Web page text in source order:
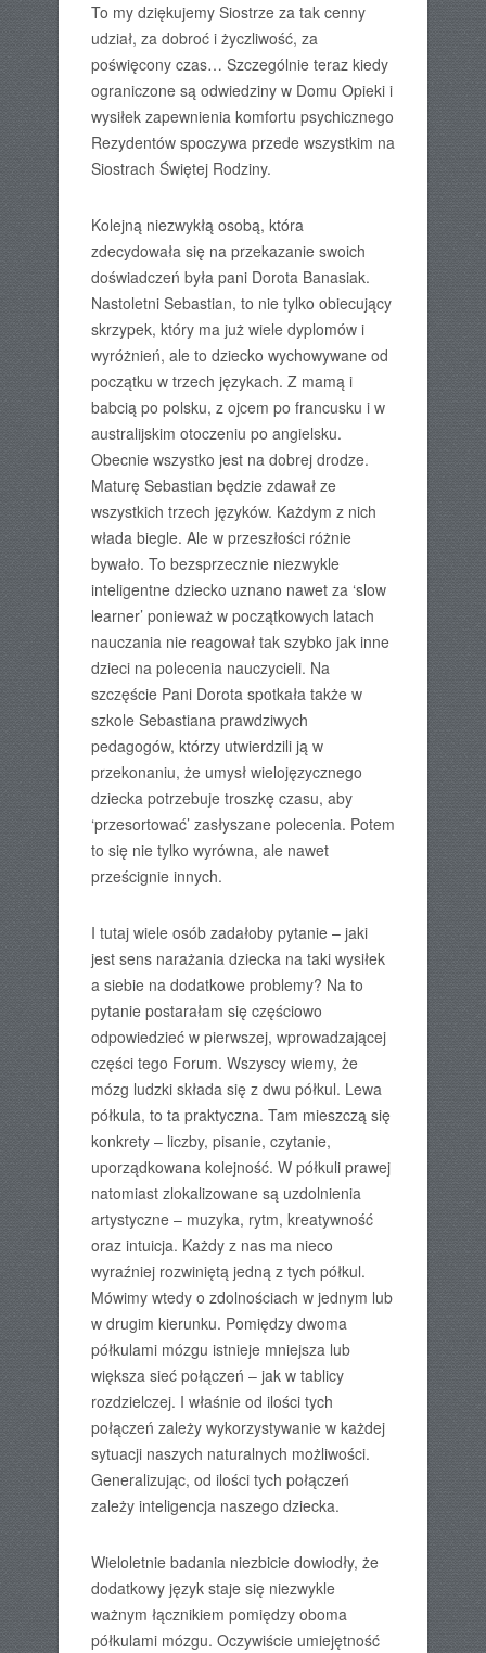
To my dziękujemy Siostrze za tak cenny
udział, za dobroć i życzliwość, za
poświęcony czas… Szczególnie teraz kiedy
ograniczone są odwiedziny w Domu Opieki i
wysiłek zapewnienia komfortu psychicznego
Rezydentów spoczywa przede wszystkim na
Siostrach Świętej Rodziny.
Kolejną niezwykłą osobą, która
zdecydowała się na przekazanie swoich
doświadczeń była pani Dorota Banasiak.
Nastoletni Sebastian, to nie tylko obiecujący
skrzypek, który ma już wiele dyplomów i
wyróżnień, ale to dziecko wychowywane od
początku w trzech językach. Z mamą i
babcią po polsku, z ojcem po francusku i w
australijskim otoczeniu po angielsku.
Obecnie wszystko jest na dobrej drodze.
Maturę Sebastian będzie zdawał ze
wszystkich trzech języków. Każdym z nich
włada biegle. Ale w przeszłości różnie
bywało. To bezsprzecznie niezwykle
inteligentne dziecko uznano nawet za ‘slow
learner’ ponieważ w początkowych latach
nauczania nie reagował tak szybko jak inne
dzieci na polecenia nauczycieli. Na
szczęście Pani Dorota spotkała także w
szkole Sebastiana prawdziwych
pedagogów, którzy utwierdzili ją w
przekonaniu, że umysł wielojęzycznego
dziecka potrzebuje troszkę czasu, aby
‘przesortować’ zasłyszane polecenia. Potem
to się nie tylko wyrówna, ale nawet
prześcignie innych.
I tutaj wiele osób zadałoby pytanie – jaki
jest sens narażania dziecka na taki wysiłek
a siebie na dodatkowe problemy? Na to
pytanie postarałam się częściowo
odpowiedzieć w pierwszej, wprowadzającej
części tego Forum. Wszyscy wiemy, że
mózg ludzki składa się z dwu półkul. Lewa
półkula, to ta praktyczna. Tam mieszczą się
konkrety – liczby, pisanie, czytanie,
uporządkowana kolejność. W półkuli prawej
natomiast zlokalizowane są uzdolnienia
artystyczne – muzyka, rytm, kreatywność
oraz intuicja. Każdy z nas ma nieco
wyraźniej rozwiniętą jedną z tych półkul.
Mówimy wtedy o zdolnościach w jednym lub
w drugim kierunku. Pomiędzy dwoma
półkulami mózgu istnieje mniejsza lub
większa sieć połączeń – jak w tablicy
rozdzielczej. I właśnie od ilości tych
połączeń zależy wykorzystywanie w każdej
sytuacji naszych naturalnych możliwości.
Generalizując, od ilości tych połączeń
zależy inteligencja naszego dziecka.
Wieloletnie badania niezbicie dowiodły, że
dodatkowy język staje się niezwykle
ważnym łącznikiem pomiędzy oboma
półkulami mózgu. Oczywiście umiejętność